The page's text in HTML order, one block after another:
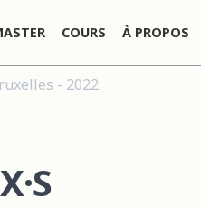
COURS À PROPOS
- 2022